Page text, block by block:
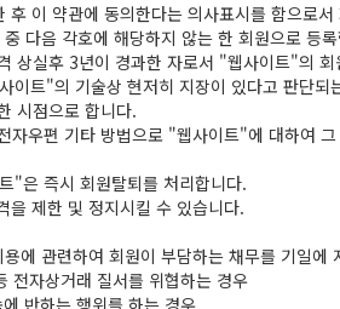
이 약관에 동의한다는 의사표시를 함으로서
다음 각호에 해당하지 않는 한 회원으로 등
상실후 3년이 경과한 자로서 "웹사이트"의
이트"의 기술상 현저히 지장이 있다고 판단되
시점으로 합니다.
우편 기타 방법으로 "웹사이트"에 대하여
"은 즉시 회원탈퇴를 처리합니다.
제한 및 정지시킬 수 있습니다.
관련하여 회원이 부담하는 채무를 기일에
전자상거래 질서를 위협하는 경우
반하는 행위를 하는 경우